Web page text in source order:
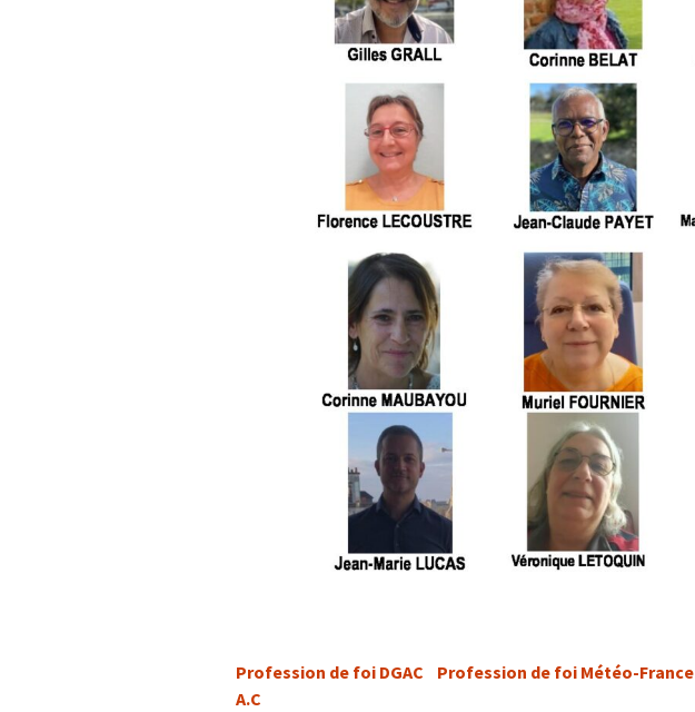
Profession de foi DGAC Profession de foi Météo-France
A.C